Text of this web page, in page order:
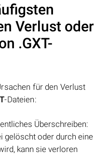
Verlust oder
.GXT-
für den Verlust
-Dateien:
Überschreiben:
gelöscht oder durch eine
kann sie verloren